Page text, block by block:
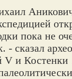
Аникович
пока не
- сказал
V и Костенки